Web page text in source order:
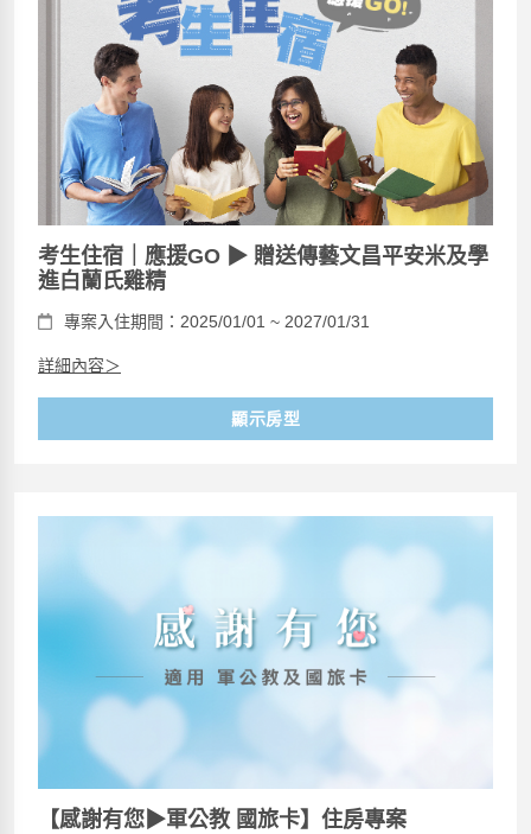
考生住宿｜應援GO ▶ 贈送傳藝文昌平安米及學
進白蘭氏雞精
專案入住期間：2025/01/01 ~ 2027/01/31
詳細內容＞
顯示房型
【感謝有您▶軍公教 國旅卡】住房專案